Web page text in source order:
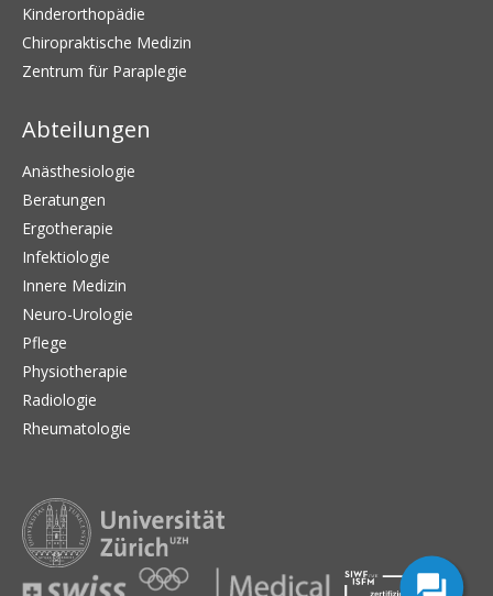
Kinderorthopädie
Chiropraktische Medizin
Zentrum für Paraplegie
Abteilungen
Anästhesiologie
Beratungen
Ergotherapie
Infektiologie
Innere Medizin
Neuro-Urologie
Pflege
Physiotherapie
Radiologie
Rheumatologie